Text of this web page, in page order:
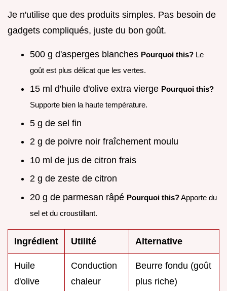
Je n'utilise que des produits simples. Pas besoin de
gadgets compliqués, juste du bon goût.
500 g d'asperges blanches Pourquoi this? Le
goût est plus délicat que les vertes.
15 ml d'huile d'olive extra vierge Pourquoi this?
Supporte bien la haute température.
5 g de sel fin
2 g de poivre noir fraîchement moulu
10 ml de jus de citron frais
2 g de zeste de citron
20 g de parmesan râpé Pourquoi this?Apporte du
sel et du croustillant.
Ingrédient Utilité Alternative
Huile
d'olive
Conduction
chaleur
Beurre fondu (goût
plus riche)